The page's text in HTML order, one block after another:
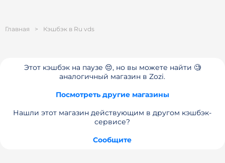
Главная > Кэшбэк в Ru vds
Этот кэшбэк на паузе 😔, но вы можете найти 🧐
аналогичный магазин в Zozi.
Посмотреть другие магазины
Нашли этот магазин действующим в другом кэшбэк-
сервисе?
Сообщите